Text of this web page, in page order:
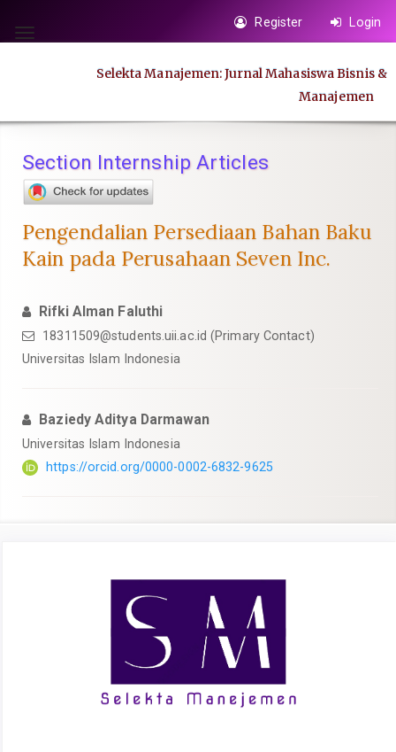
jump
Main
Main
Content
Toggle
Register Login
Selekta Manajemen: Jurnal Mahasiswa Bisnis &
Manajemen
Section Internship Articles
Pengendalian Persediaan Bahan Baku
Kain pada Perusahaan Seven Inc.
Rifki Alman Faluthi
18311509@students.uii.ac.id (Primary Contact)
Universitas Islam Indonesia
Baziedy Aditya Darmawan
Universitas Islam Indonesia
https://orcid.org/0000-0002-6832-9625